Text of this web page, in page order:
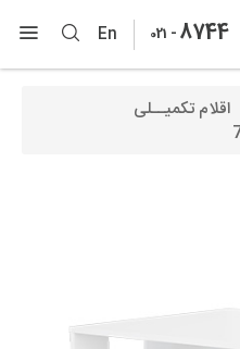
En 021 -8744
اقلام تکمیــلی